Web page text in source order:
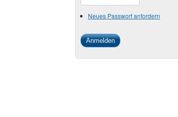
Neues Passwort anfordern